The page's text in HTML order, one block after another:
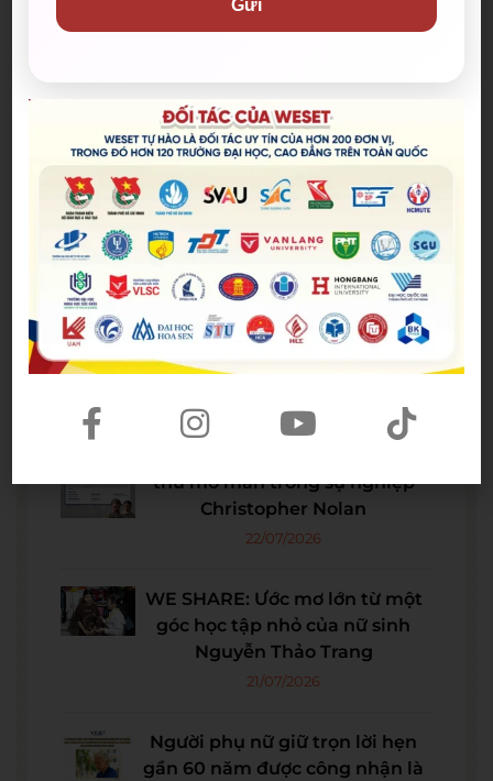
Bài viết mới nhất
Spider-Man: Brand New Day – Bộ
phim được kỳ vọng đưa MCU trở
lại thời kỳ đỉnh cao
thu mở màn trong sự nghiệp
Christopher Nolan
22/07/2026
WE SHARE: Ước mơ lớn từ một
góc học tập nhỏ của nữ sinh
Nguyễn Thảo Trang
21/07/2026
Người phụ nữ giữ trọn lời hẹn
gần 60 năm được công nhận là
Gửi